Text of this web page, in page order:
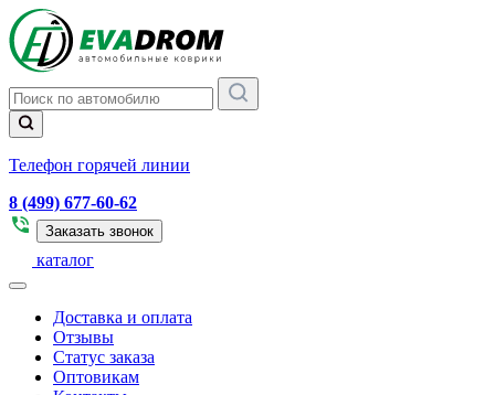
Телефон горячей линии
8 (499) 677-60-62
Заказать звонок
каталог
Доставка и оплата
Отзывы
Статус заказа
Оптовикам